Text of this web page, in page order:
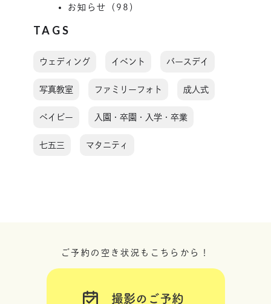
お知らせ（98）
TAGS
ウェディング イベント バースデイ
写真教室 ファミリーフォト 成人式
ベイビー 入園・卒園・入学・卒業
七五三 マタニティ
ご予約の空き状況もこちらから！
撮影のご予約